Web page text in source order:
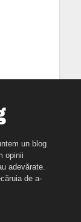
un blog
opinii
adevărate.
de a-